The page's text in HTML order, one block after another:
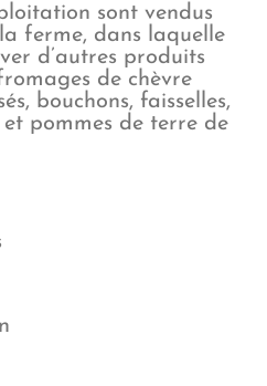
sont vendus
ferme, dans laquelle
d’autres produits
de chèvre
bouchons, faisselles,
pommes de terre de